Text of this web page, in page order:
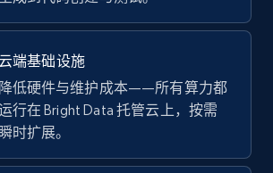
- find products by using
端基础设施
降低硬件与维护成本——所有算力都
行在 Bright Data 托管云上，按需
瞬时扩展。